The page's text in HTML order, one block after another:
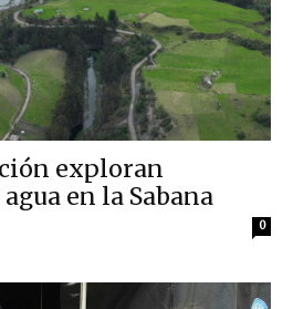
exploran
en la Sabana
0